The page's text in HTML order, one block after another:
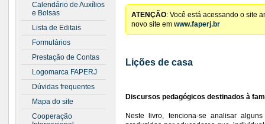
Calendário de Auxílios
e Bolsas
Lista de Editais
Formulários
Prestação de Contas
Logomarca FAPERJ
Dúvidas frequentes
Mapa do site
Cooperação
ATENÇÃO: Você está acessando o site
novo site em www.faperj.br
Lições de casa
Discursos pedagógicos destinados à
Neste livro, tenciona-se analisar